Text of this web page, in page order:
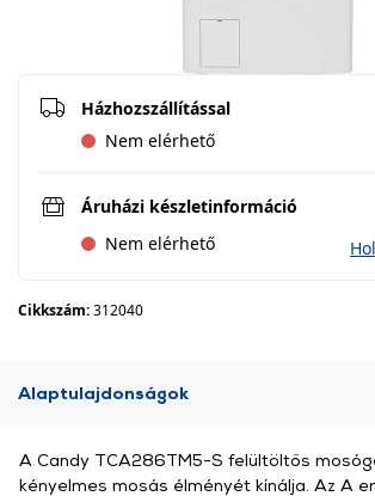
Házhozszállítással
Nem elérhető
Áruházi készletinformáció
Nem elérhető
Cikkszám:312040
Alaptulajdonságok
A Candy TCA286TM5-S felültöltős
kényelmes mosás élményét kínálja. Az A